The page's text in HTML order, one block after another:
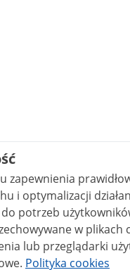
zapewnienia
działania
potrzeb
lub przeglądarki
Polityka cookies